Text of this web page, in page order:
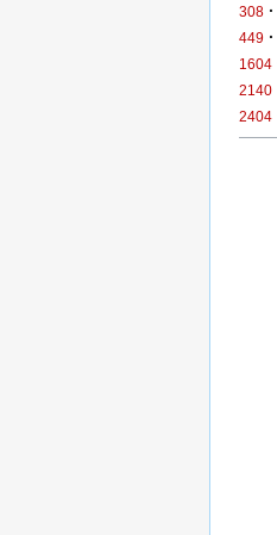
308 ·
449 ·
1604
2140
2404